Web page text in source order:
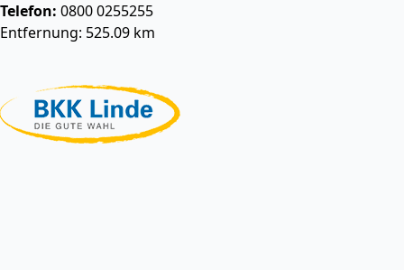
Telefon: 0800 0255255
Entfernung: 525.09 km